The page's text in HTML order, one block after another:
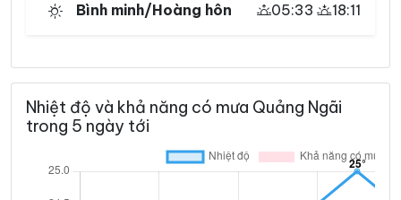
Bình minh/Hoàng hôn 05:33 18:11
Nhiệt độ và khả năng có mưa Quảng Ngãi
trong 5 ngày tới